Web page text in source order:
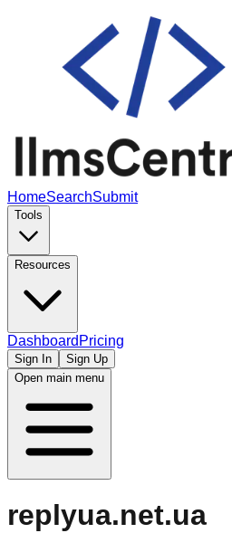
HomeSearchSubmit
Tools
Resources
Dashboard Pricing
Sign In
Sign Up
Open main menu
replyua.net.ua